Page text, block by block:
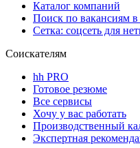
Каталог компаний
Поиск по вакансиям
Сетка: соцсеть для
Соискателям
hh PRO
Готовое резюме
Все сервисы
Хочу у вас работать
Производственный
Экспертная